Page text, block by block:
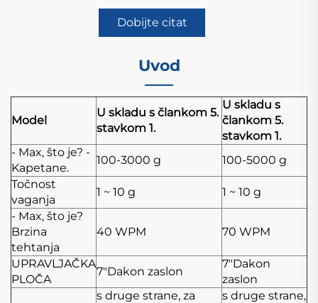
Dobijte citat
Uvod
Model
U skladu s člankom 5.
stavkom 1.
U skladu s
člankom 5.
stavkom 1.
- Max, što je? -
Kapetane.
100-3000 g
100-5000 g
Točnost
vaganja
1 ~ 10 g
1 ~ 10 g
- Max, što je?
Brzina
tehtanja
40 WPM 70 WPM
UPRAVLJAČKA
PLOČA
7"Dakon zaslon
7"Dakon
zaslon
s druge strane, za
s druge strane,